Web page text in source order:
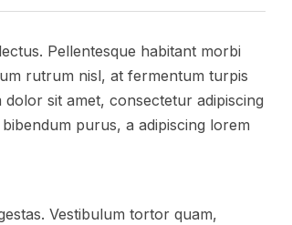
Pellentesque habitant morbi
rutrum nisl, at fermentum turpis
sit amet, consectetur adipiscing
purus, a adipiscing lorem
Vestibulum tortor quam,